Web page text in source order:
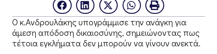
Ο κ.Ανδρουλάκης υπογράμμισε την ανάγκη για
άμεση απόδοση δικαιοσύνης, σημειώνοντας πως
τέτοια εγκλήματα δεν μπορούν να γίνουν ανεκτά.